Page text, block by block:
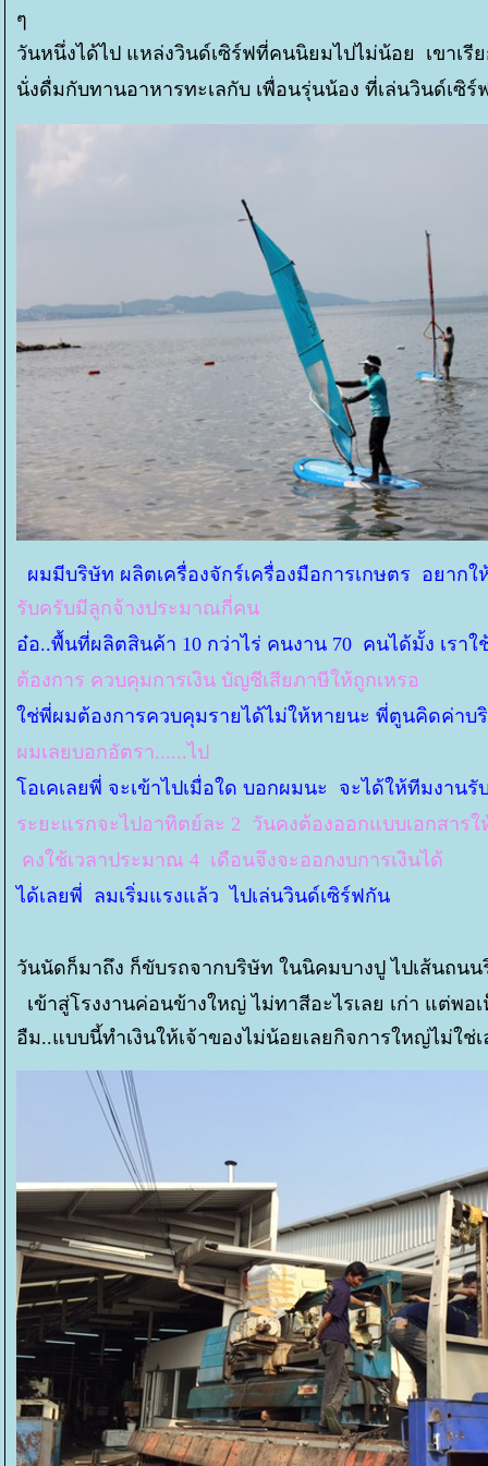
ๆ
วันหนึ่งได้ไป แหล่งวินด์เซิร์ฟที่คนนิยมไปไม่น้อย เขาเ
นั่งดื่มกับทานอาหารทะเลกับ เพื่อนรุ่นน้อง ที่เล่นวินด์เซิร์
ผมมีบริษัท ผลิตเครื่องจักร์เครื่องมือการเกษตร อยาก
รับครับมีลูกจ้างประมาณกี่คน
อ๋อ..พื้นที่ผลิตสินค้า 10 กว่าไร่ คนงาน 70 คนได้มั้ง เร
ต้องการ ควบคุมการเงิน บัญชีเสียภาษีให้ถูกเหรอ
ช่พี่ผมต้องการควบคุมรายได้ไม่ให้หายนะ พี่ตูนคิดค่าบริ
ผมเลยบอกอัตรา......ไป
อเคเลยพี่ จะเข้าไปเมื่อใด บอกผมนะ จะได้ให้ทีมงาน
ระยะแรกจะไปอาทิตย์ละ 2 วันคงต้องออกแบบเอกสา
คงใช้เวลาประมาณ 4 เดือนจึงจะออกงบการเงินได้
ได้เลยพี่ ลมเริ่มแรงแล้ว ไปเล่นวินด์เซิร์ฟกัน
วันนัดก็มาถึง ก็ขับรถจากบริษัท ในนิคมบางปู ไปเส้นถน
เข้าสู่โรงงานค่อนข้างใหญ่ ไม่ทาสีอะไรเลย เก่า แต่พอ
อืม..แบบนี้ทำเงินให้เจ้าของไม่น้อยเลยกิจการใหญ่ไม่ใช่